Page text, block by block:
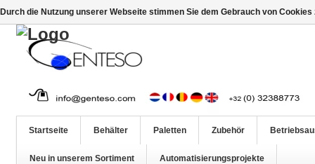
Startseite Behälter Paletten Zubehör
Neu in unserem Sortiment Automatisierungsprojekte
Durch die Nutzung unserer Webseite stimmen Sie dem Gebrauch von